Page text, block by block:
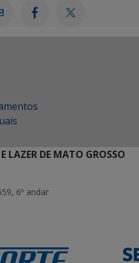
LAZER DE MATO GROSSO
6º andar